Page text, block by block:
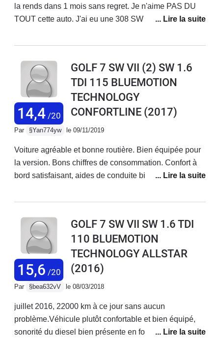
la rends dans 1 mois sans regret. Je n'aime PAS DU
TOUT cette auto. J'ai eu une 308 SW avant, et je
C'est une auto qui est faite pour l'autoroute (normale
par rapport à la puissance déclarée. Mais en dehors de
ça c'est une daube mollassonne (creuse à bas régime)
et surtout cette daube de boite 5... On est jamais sur le
bon rapport. Sur voies rapides viroleuses au
revêtement douteux, elle a tendance à saucissonner.
C'est pas son truc.
14,4/20
GOLF 7 SW VII (2) SW 1.6
TDI 115 BLUEMOTION
TECHNOLOGY
CONFORTLINE (2017)
Par §Yan774yw le 09/11/2019
Voiture agréable et bonne routière. Bien équipée pour
la version. Bons chiffres de consommation. Confort à
bord satisfaisant, aides de conduite bien pensées.
maintien latéral.Bon coffre. Abaissement des sièges
pas parfaitement plat.Une interface électronique aussi
sophistiquée qu'alambiquée : chez VW pourquoi faire
simple quand on peut faire compliqué ? Par exemple,
comprendre l'allumage des plafonniers ou allumer les
antibrouillards suppose probablement l'obtention d'un
diplôme d'ingénieur... La notice constructeur est
prolixe, bavarde, fatigante à consulter et peu fiable.
Ecrire 500 pages pour dire comment marche une
voiture, c'est déjà dresser un constat d'échec quand à
15,6 /20
GOLF 7 SW VII SW 1.6 TDI
110 BLUEMOTION
TECHNOLOGY ALLSTAR
(2016)
Par §bea632vV le 08/03/2018
juillet 2016, 22000 km à ce jour sans aucun
problème.Véhicule plutôt confortable et bien équipé,
sonorité du diesel bien présente en fortes